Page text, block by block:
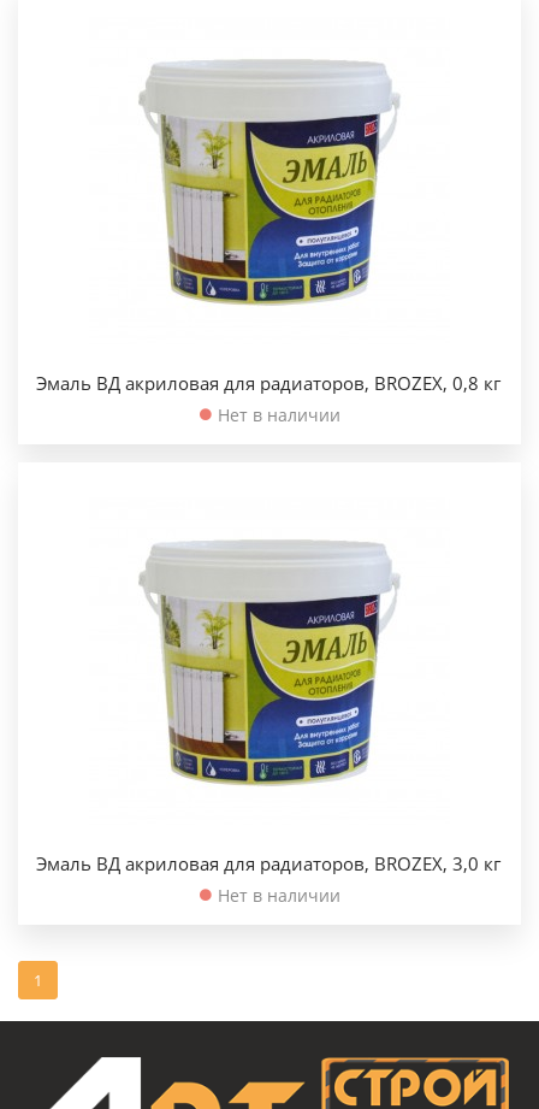
Эмаль ВД акриловая для радиаторов, BROZEX, 0,8 кг
Нет в наличии
Эмаль ВД акриловая для радиаторов, BROZEX, 3,0 кг
Нет в наличии
1